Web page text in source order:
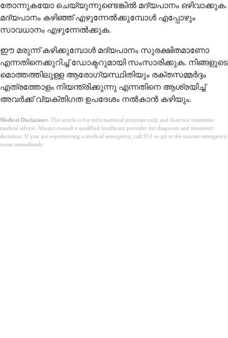
തോന്നുകയോ ചെയ്യുന്നുണ്ടെങ്കിൽ മദ്യപാനം ഒഴിവാക്കുക.
മദ്യപാനം കഴിഞ്ഞ് എഴുന്നേൽക്കുമ്പോൾ എപ്പോഴും
സാവധാനം എഴുന്നേൽക്കുക.
ഈ മരുന്ന് കഴിക്കുമ്പോൾ മദ്യപാനം സുരക്ഷിതമാണോ
എന്നതിനെക്കുറിച്ച് ഡോക്ടറുമായി സംസാരിക്കുക. നിങ്ങളുടെ
മൊത്തത്തിലുള്ള ആരോഗ്യസ്ഥിതിയും രക്തസമ്മർദ്ദം
എത്രത്തോളം നിയന്ത്രിക്കുന്നു എന്നതിനെ ആശ്രയിച്ച്
അവർക്ക് വ്യക്തിഗത ഉപദേശം നൽകാൻ കഴിയും.
Medical Disclaimer: This article is for informational purposes only and does not constitute
medical advice. Always consult a qualified healthcare provider for diagnosis and treatment
decisions. If you are experiencing a medical emergency, call 911 or go to the nearest emergency
room immediately.